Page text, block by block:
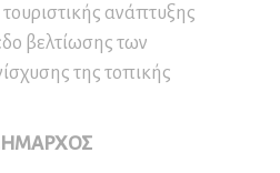
ανάπτυξης
βελτίωσης των
της τοπικής